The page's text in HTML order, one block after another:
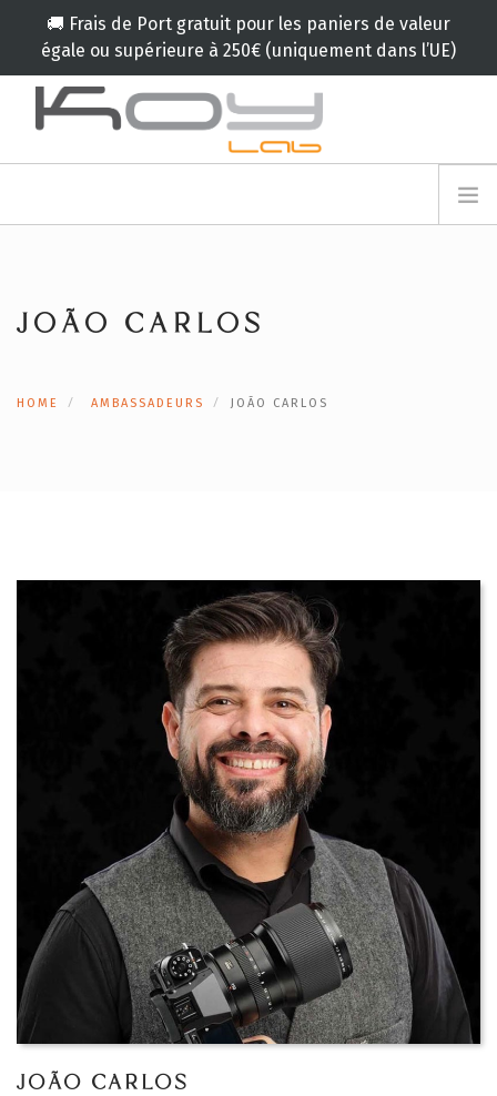
🚚 Frais de Port gratuit pour les paniers de valeur
égale ou supérieure à 250€ (uniquement dans l’UE)
NOS PARTENAIRES
CAMPAGNES
JOÃO CARLOS
HOME AMBASSADEURS JOÃO CARLOS
JOÃO CARLOS